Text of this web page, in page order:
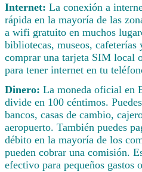
Internet: La conexión a
rápida en la mayoría de las
a wifi gratuito en muchos
bibliotecas, museos, cafeterías
comprar una tarjeta SIM local
para tener internet en tu
Dinero: La moneda oficial en
divide en 100 céntimos.
bancos, casas de cambio,
aeropuerto. También puedes
débito en la mayoría de los
pueden cobrar una comisión.
efectivo para pequeños gastos